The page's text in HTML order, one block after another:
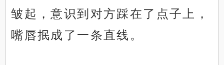
皱起，意识到对方踩在了点子上，
嘴唇抿成了一条直线。